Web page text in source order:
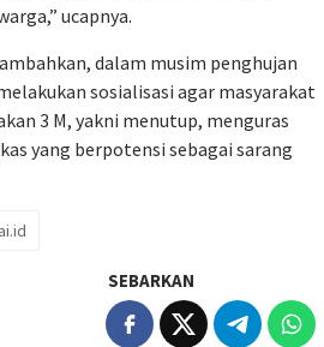
ucapnya.
dalam musim penghujan
sosialisasi agar masyarakat
3 M, yakni menutup, menguras
yang berpotensi sebagai sarang
SEBARKAN